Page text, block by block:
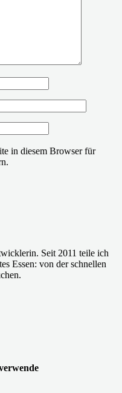
in diesem Browser für
Seit 2011 teile ich
Essen: von der schnellen